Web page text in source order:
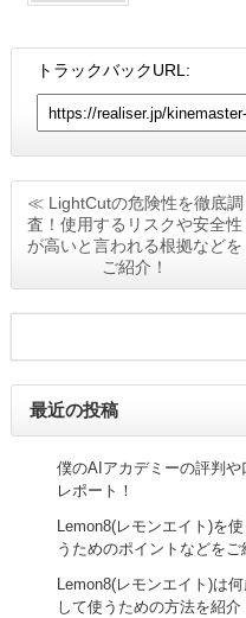
トラックバックURL:
≪ LightCutの危険性を徹底調
査！使用するリスクや安全性
が高いと言われる根拠などを
ご紹介！
最近の投稿
僕のAIアカデミーの評判
レポート！
Lemon8(レモンエイト)を
うためのポイントなどをご
Lemon8(レモンエイト)は
して使うための方法を紹介